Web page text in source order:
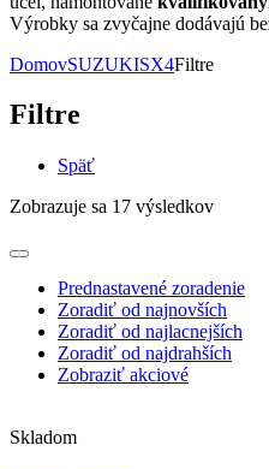
Výrobky sa zvyčajne dodávajú
DomovSUZUKISX4Filtre
Filtre
Späť
Zobrazuje sa 17 výsledkov
Prednastavené zoradenie
Zoradiť od najnovších
Zoradiť od najlacnejších
Zoradiť od najdrahších
Zobraziť akciové
Skladom